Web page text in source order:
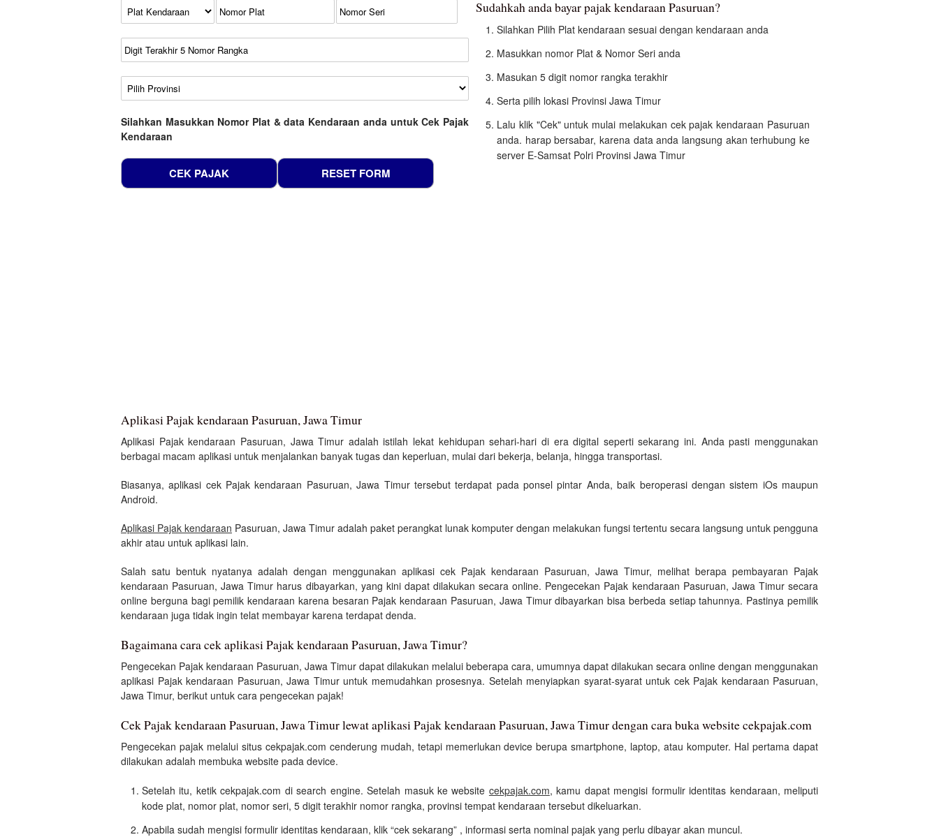
Kode Plat Kendaraan
No Plat
No Seri
No Rangka
Wilayah
Silahkan Masukkan Nomor Plat & data Kendaraan anda untuk Cek Pajak
Kendaraan
Sudahkah anda bayar pajak kendaraan Pasuruan?
Silahkan Pilih Plat kendaraan sesuai dengan kendaraan anda
Masukkan nomor Plat & Nomor Seri anda
Masukan 5 digit nomor rangka terakhir
Serta pilih lokasi Provinsi Jawa Timur
Lalu klik "Cek" untuk mulai melakukan cek pajak kendaraan Pasuruan
anda. harap bersabar, karena data anda langsung akan terhubung ke
server E-Samsat Polri Provinsi Jawa Timur
Aplikasi Pajak kendaraan Pasuruan, Jawa Timur
Aplikasi Pajak kendaraan Pasuruan, Jawa Timur adalah istilah lekat kehidupan sehari-hari di era digital seperti sekarang ini. Anda pasti menggunakan
berbagai macam aplikasi untuk menjalankan banyak tugas dan keperluan, mulai dari bekerja, belanja, hingga transportasi.
Biasanya, aplikasi cek Pajak kendaraan Pasuruan, Jawa Timur tersebut terdapat pada ponsel pintar Anda, baik beroperasi dengan sistem iOs maupun
Android.
Aplikasi Pajak kendaraan Pasuruan, Jawa Timur adalah paket perangkat lunak komputer dengan melakukan fungsi tertentu secara langsung untuk pengguna
akhir atau untuk aplikasi lain.
Salah satu bentuk nyatanya adalah dengan menggunakan aplikasi cek Pajak kendaraan Pasuruan, Jawa Timur, melihat berapa pembayaran Pajak
kendaraan Pasuruan, Jawa Timur harus dibayarkan, yang kini dapat dilakukan secara online. Pengecekan Pajak kendaraan Pasuruan, Jawa Timur secara
online berguna bagi pemilik kendaraan karena besaran Pajak kendaraan Pasuruan, Jawa Timur dibayarkan bisa berbeda setiap tahunnya. Pastinya pemilik
kendaraan juga tidak ingin telat membayar karena terdapat denda.
Bagaimana cara cek aplikasi Pajak kendaraan Pasuruan, Jawa Timur?
Pengecekan Pajak kendaraan Pasuruan, Jawa Timur dapat dilakukan melalui beberapa cara, umumnya dapat dilakukan secara online dengan menggunakan
aplikasi Pajak kendaraan Pasuruan, Jawa Timur untuk memudahkan prosesnya. Setelah menyiapkan syarat-syarat untuk cek Pajak kendaraan Pasuruan,
Jawa Timur, berikut untuk cara pengecekan pajak!
Cek Pajak kendaraan Pasuruan, Jawa Timur lewat aplikasi Pajak kendaraan Pasuruan, Jawa Timur dengan cara buka website cekpajak.com
Pengecekan pajak melalui situs cekpajak.com cenderung mudah, tetapi memerlukan device berupa smartphone, laptop, atau komputer. Hal pertama dapat
dilakukan adalah membuka website pada device.
Setelah itu, ketik cekpajak.com di search engine. Setelah masuk ke website cekpajak.com, kamu dapat mengisi formulir identitas kendaraan, meliputi
kode plat, nomor plat, nomor seri, 5 digit terakhir nomor rangka, provinsi tempat kendaraan tersebut dikeluarkan.
Apabila sudah mengisi formulir identitas kendaraan, klik “cek sekarang” , informasi serta nominal pajak yang perlu dibayar akan muncul.